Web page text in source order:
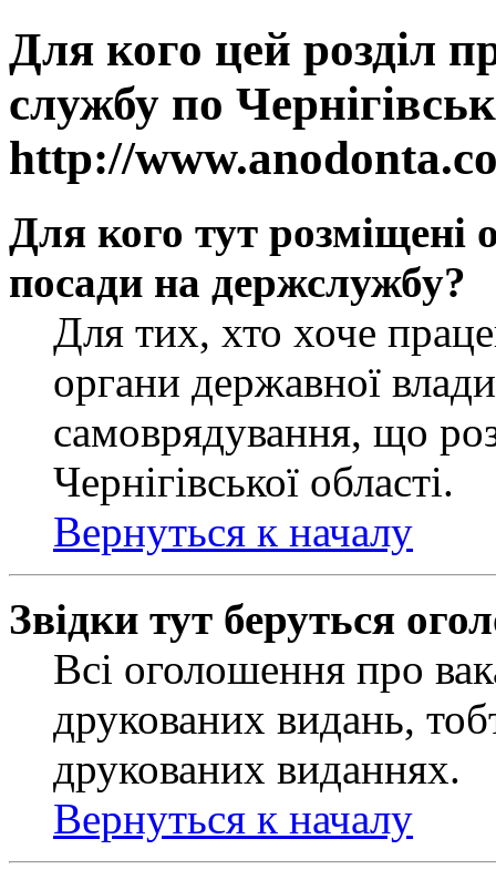
Для кого цей розділ
службу по
http://
Для кого тут розміщені
посади на держслужбу?
Для тих, хто хоче
органи державної
самоврядування, що
Чернігівської області.
Вернуться к началу
Звідки тут беруться
Всі оголошення про
друкованих видань,
друкованих виданнях.
Вернуться к началу